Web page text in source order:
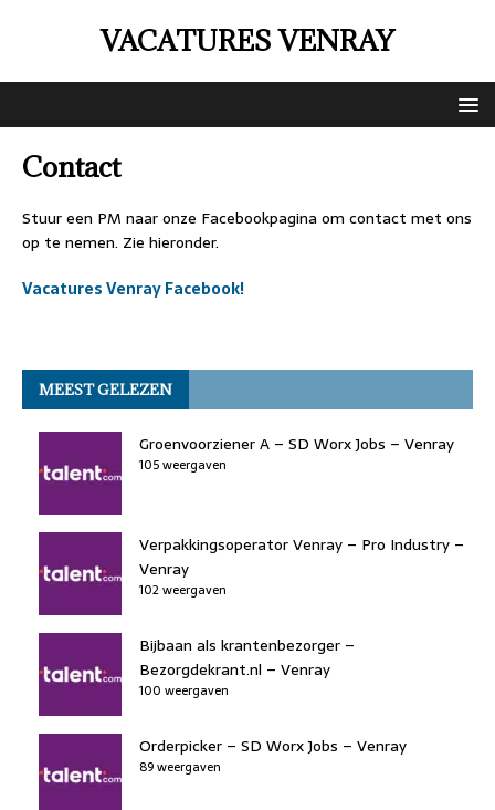
VACATURES VENRAY
Contact
Stuur een PM naar onze Facebookpagina om contact met ons
op te nemen. Zie hieronder.
Vacatures Venray Facebook!
MEEST GELEZEN
Groenvoorziener A – SD Worx Jobs – Venray
105 weergaven
Verpakkingsoperator Venray – Pro Industry –
Venray
102 weergaven
Bijbaan als krantenbezorger –
Bezorgdekrant.nl – Venray
100 weergaven
Orderpicker – SD Worx Jobs – Venray
89 weergaven